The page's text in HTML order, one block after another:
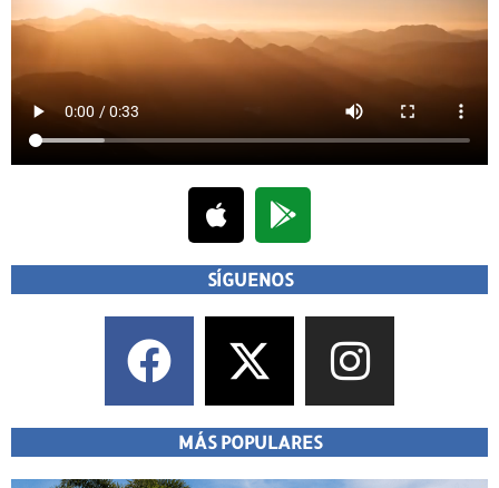
SÍGUENOS
MÁS POPULARES